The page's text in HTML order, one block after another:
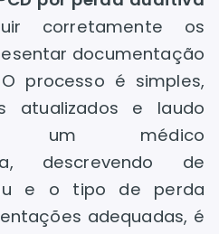
corretamente os
documentação
processo é simples,
atualizados e laudo
um médico
descrevendo de
e o tipo de perda
adequadas, é